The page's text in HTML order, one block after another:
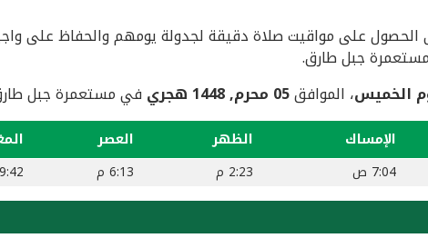
على مواقيت صلاة دقيقة لجدولة يومهم والحفاظ على
الخميس، الموافق05 محرم, 1448 هجري في مستعمرة جبل
الإمساك الظهر العصر
7:04 ص 2:23 م 6:13 م 9:42 م